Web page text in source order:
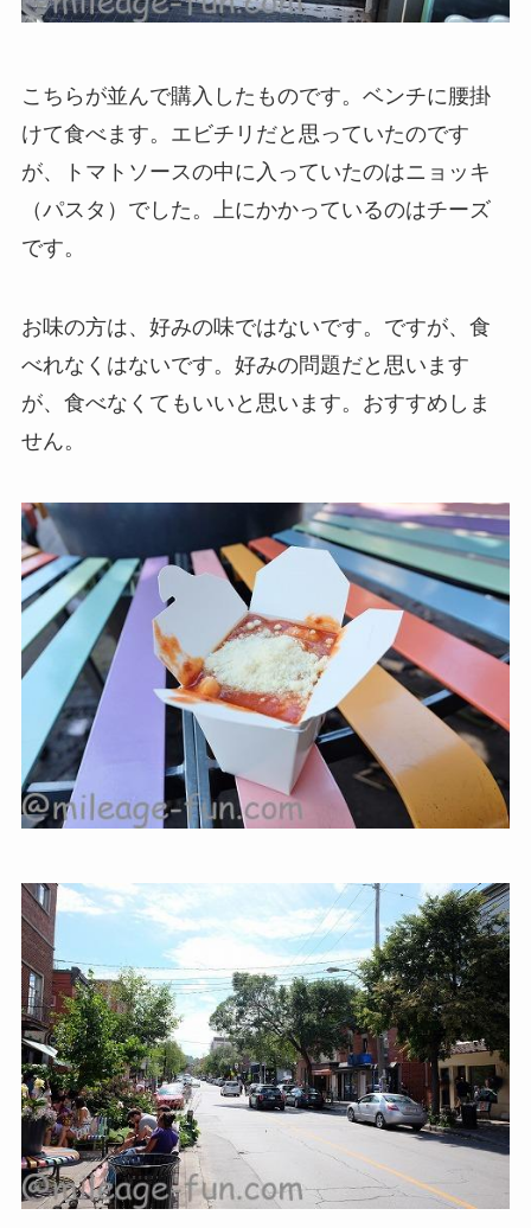
こちらが並んで購入したものです。ベンチに腰掛
けて食べます。エビチリだと思っていたのです
が、トマトソースの中に入っていたのはニョッキ
（パスタ）でした。上にかかっているのはチーズ
です。
お味の方は、好みの味ではないです。ですが、食
べれなくはないです。好みの問題だと思います
が、食べなくてもいいと思います。おすすめしま
せん。